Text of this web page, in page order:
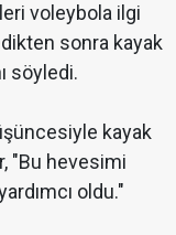
voleybola ilgi
sonra kayak
söyledi.
kayak
"Bu hevesimi
oldu."